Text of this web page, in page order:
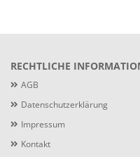
RECHTLICHE
AGB
Datenschutzerklärung
Impressum
Kontakt